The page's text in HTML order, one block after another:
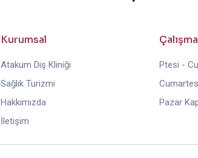
Kurumsal
Atakum Diş Kliniği
Sağlık Turizmi
Hakkımızda
İletişim
Ptesi -
Pazar